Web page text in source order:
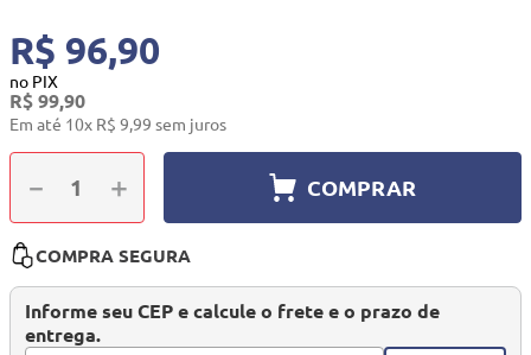
R$ 96,90
no PIX
R$99,90
Em até 10x R$ 9,99 sem juros
＋
－ COMPRAR
COMPRA SEGURA
Informe seu CEP e calcule o frete e o prazo de
entrega.
10º berço